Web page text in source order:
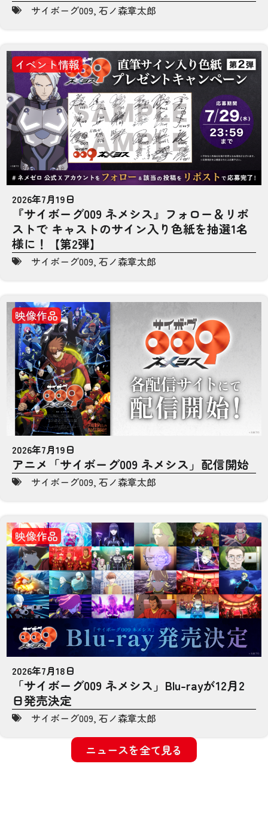
サイボーグ009, 石ノ森章太郎
イベント情報
2026年7月19日
『サイボーグ009 ネメシス』フォロー＆リポ
ストで キャストのサイン入り色紙を抽選1名
様に！【第2弾】
サイボーグ009, 石ノ森章太郎
映像作品
2026年7月19日
アニメ「サイボーグ009 ネメシス」配信開始
サイボーグ009, 石ノ森章太郎
映像作品
2026年7月18日
「サイボーグ009 ネメシス」Blu-rayが12月2
日発売決定
サイボーグ009, 石ノ森章太郎
ニュースを全て見る